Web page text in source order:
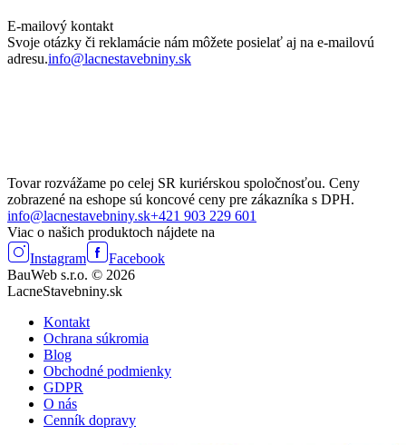
E-mailový kontakt
Svoje otázky či reklamácie nám môžete posielať aj na e-mailovú
adresu.info@lacnestavebniny.sk
Tovar rozvážame po celej SR kuriérskou spoločnosťou. Ceny
zobrazené na eshope sú koncové ceny pre zákazníka s DPH.
info@lacnestavebniny.sk+421 903 229 601
Viac o našich produktoch nájdete na
Instagram
Facebook
BauWeb s.r.o. © 2026
LacneStavebniny.sk
Kontakt
Ochrana súkromia
Blog
Obchodné podmienky
GDPR
O nás
Cenník dopravy